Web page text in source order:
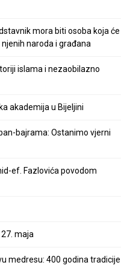
mora biti osoba koja će
naroda i građana
islama i nezaobilazno
akademija u Bijeljini
bajrama: Ostanimo vjerni
ef. Fazlovića povodom
maja
medresu: 400 godina tradicije